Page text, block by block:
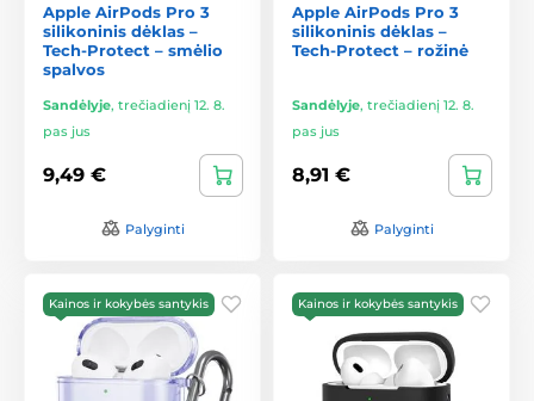
Apple AirPods Pro 3
silikoninis dėklas –
Tech-Protect – smėlio
spalvos
Sandėlyje, trečiadienį 12. 8.
pas jus
9,49 €
Palyginti
Apple AirPods Pro 3
silikoninis dėklas –
Tech-Protect – rožinė
Sandėlyje, trečiadienį 12. 8.
pas jus
8,91 €
Palyginti
Kainos ir kokybės santykis Kainos ir kokybės santykis